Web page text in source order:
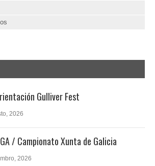
Gulliver Fest
2026
/ Campionato Xunta de Galicia
2026